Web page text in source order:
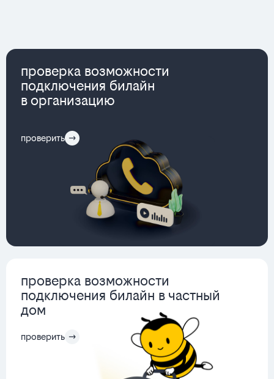
проверка возможности
подключения билайн
в организацию
проверить
проверка возможности
подключения билайн в частный
дом
проверить